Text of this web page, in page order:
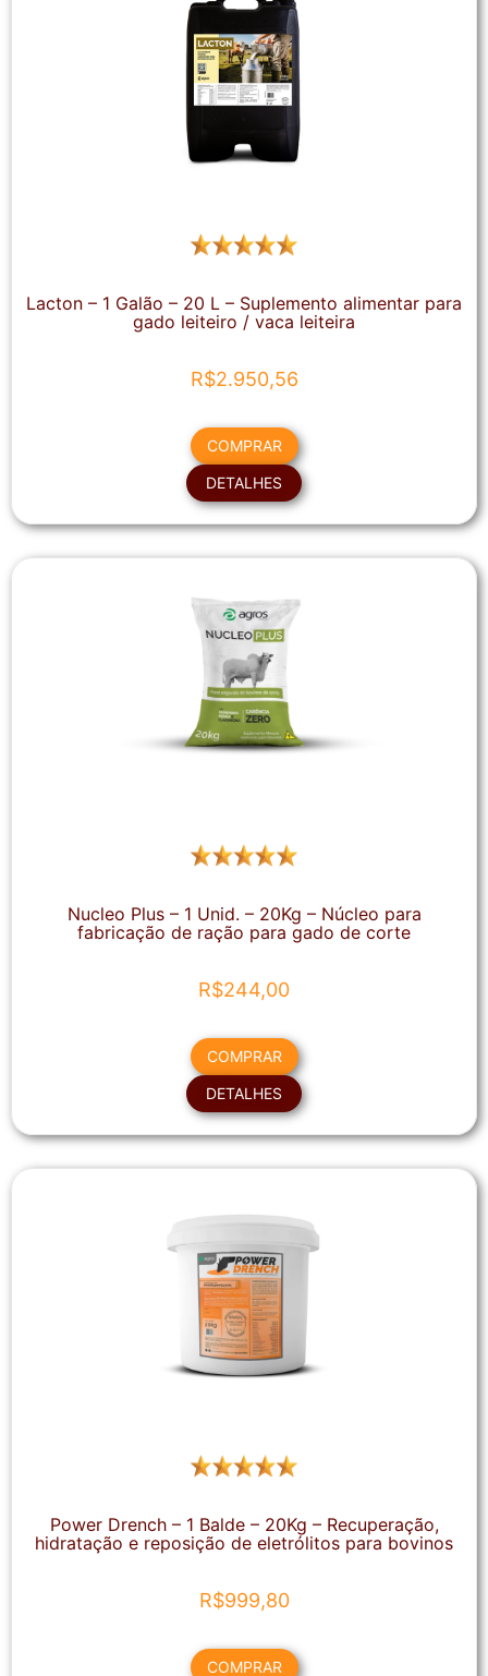
Lacton – 1 Galão – 20 L – Suplemento alimentar para
gado leiteiro / vaca leiteira
R$2.950,56
COMPRAR
DETALHES
Nucleo Plus – 1 Unid. – 20Kg – Núcleo para
fabricação de ração para gado de corte
R$244,00
COMPRAR
DETALHES
Power Drench – 1 Balde – 20Kg – Recuperação,
hidratação e reposição de eletrólitos para bovinos
R$999,80
COMPRAR